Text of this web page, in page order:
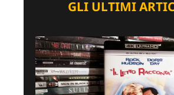
GLI ULTIMI